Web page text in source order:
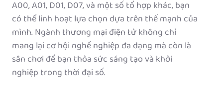
A00, A01, D01, D07, và một số tổ hợp khác, bạn
có thể linh hoạt lựa chọn dựa trên thế mạnh của
mình. Ngành thương mại điện tử không chỉ
mang lại cơ hội nghề nghiệp đa dạng mà còn là
sân chơi để bạn thỏa sức sáng tạo và khởi
nghiệp trong thời đại số.